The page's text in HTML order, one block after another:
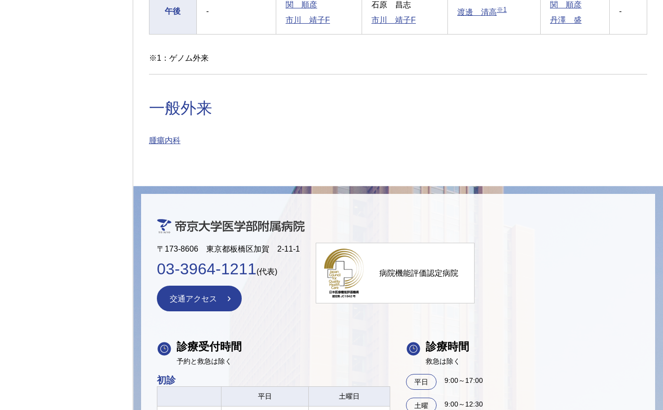
午後 -
関 順彦
市川 靖子F
石原 昌志
市川 靖子F
渡邊 清高 ※1
関 順彦
丹澤 盛
-
※1：ゲノム外来
一般外来
腫瘍内科
〒173-8606 東京都板橋区加賀 2-11-1
03-3964-1211(代表)
交通アクセス
病院機能評価認定病院
診療受付時間
予約と救急は除く
初診
平日 土曜日
診療時間
救急は除く
平日 9:00～17:00
土曜 9:00～12:30